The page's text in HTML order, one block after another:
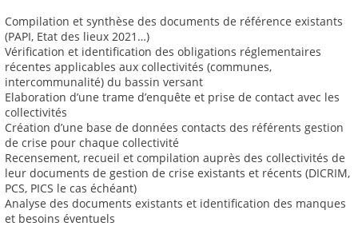
Compilation et synthèse des documents de référence existants
(PAPI, Etat des lieux 2021…)
Vérification et identification des obligations réglementaires
récentes applicables aux collectivités (communes,
intercommunalité) du bassin versant
Elaboration d’une trame d’enquête et prise de contact avec les
collectivités
Création d’une base de données contacts des référents gestion
de crise pour chaque collectivité
Recensement, recueil et compilation auprès des collectivités de
leur documents de gestion de crise existants et récents (DICRIM,
PCS, PICS le cas échéant)
Analyse des documents existants et identification des manques
et besoins éventuels